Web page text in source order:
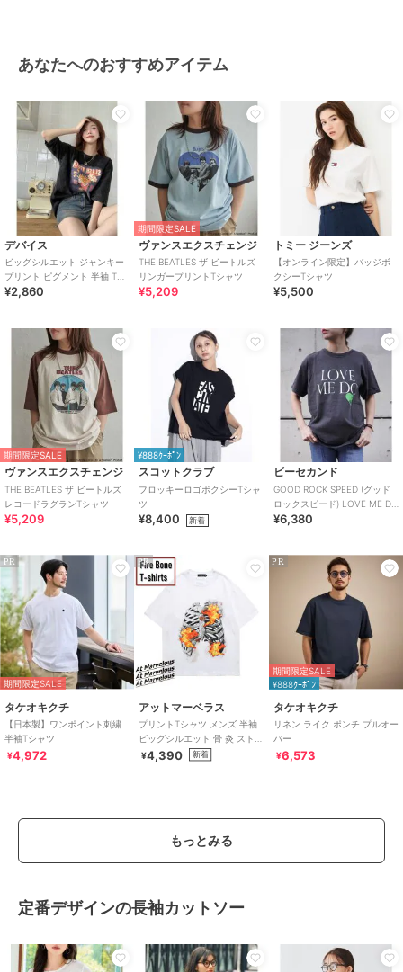
あなたへのおすすめアイテム
デバイス
ビッグシルエット ジャンキー
プリント ピグメント 半袖 Tシ
ャツ 古着風 フライドポテト カ
¥2,860
期間限定SALE
ヴァンスエクスチェンジ
THE BEATLES ザ ビートルズ
リンガープリントTシャツ
¥5,209
トミー ジーンズ
【オンライン限定】バッジボ
クシーTシャツ
¥5,500
期間限定SALE
ヴァンスエクスチェンジ
THE BEATLES ザ ビートルズ
レコードラグランTシャツ
¥5,209
¥888ｸｰﾎﾟﾝ
スコットクラブ
フロッキーロゴボクシーTシャ
ツ
¥8,400 新着
ビーセカンド
GOOD ROCK SPEED (グッド
ロックスピード) LOVE ME DO
／BEATLES／Tシ
¥6,380
PR
期間限定SALE
タケオキクチ
【日本製】ワンポイント刺繍
半袖Tシャツ
¥4,972
PR
アットマーベラス
プリントTシャツ メンズ 半袖
ビッグシルエット 骨 炎 ストリ
ート 大きいサイズ
¥4,390 新着
PR
期間限定SALE
¥888ｸｰﾎﾟﾝ
タケオキクチ
リネン ライク ポンチ プルオー
バー
¥6,573
もっとみる
定番デザインの長袖カットソー